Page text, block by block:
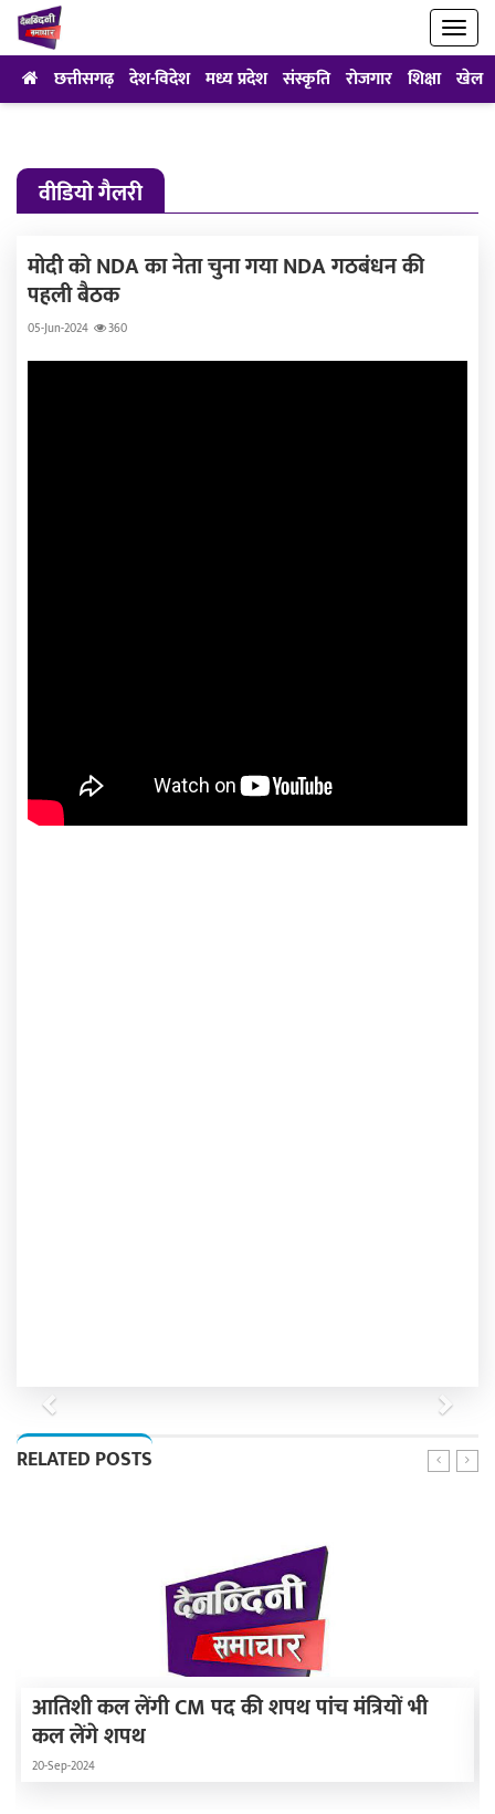
छत्तीसगढ़ देश-विदेश मध्य प्रदेश संस्कृति रोजगार शिक्षा खेल
वीडियो गैलरी
मोदी को NDA का नेता चुना गया NDA गठबंधन की
पहली बैठक
05-Jun-2024 360
Previous Next
RELATED POSTS
आतिशी कल लेंगी CM पद की शपथ पांच मंत्रियों भी
कल लेंगे शपथ
20-Sep-2024